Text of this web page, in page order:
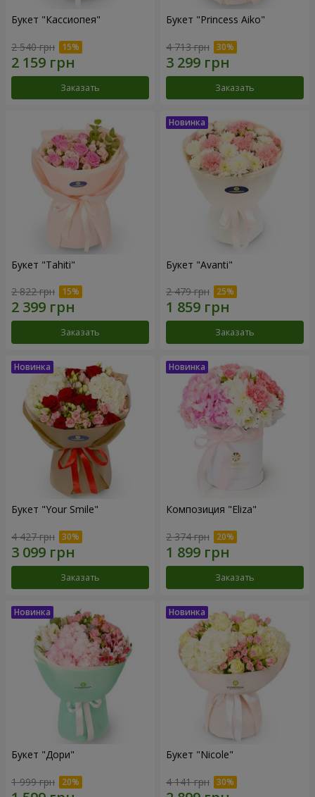
Букет "Кассиопея"
2 540 грн
Заказать
Букет "Princess Aiko"
4 713 грн
Заказать
Букет "Tahiti"
2 822 грн
Заказать
Букет "Avanti"
2 479 грн
Заказать
Букет "Your Smile"
4 427 грн
Заказать
Композиция "Eliza"
2 374 грн
Заказать
Букет "Дори"
1 999 грн
Букет "Nicole"
4 141 грн